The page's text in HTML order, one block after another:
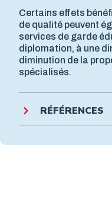
Certains effets
de qualité peuvent
services de garde
diplomation, à une
diminution de la
spécialisés.
RÉFÉRENCES